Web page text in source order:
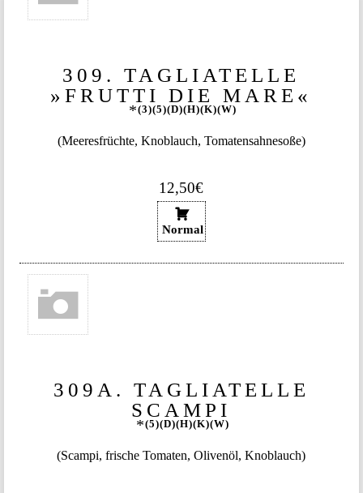
309. TAGLIATELLE
»FRUTTI DIE MARE«
3 5 D H K W
12,50€
Normal
(Meeresfrüchte, Knoblauch, Tomatensahnesoße)
309A. TAGLIATELLE
SCAMPI
5 D H K W
(Scampi, frische Tomaten, Olivenöl, Knoblauch)